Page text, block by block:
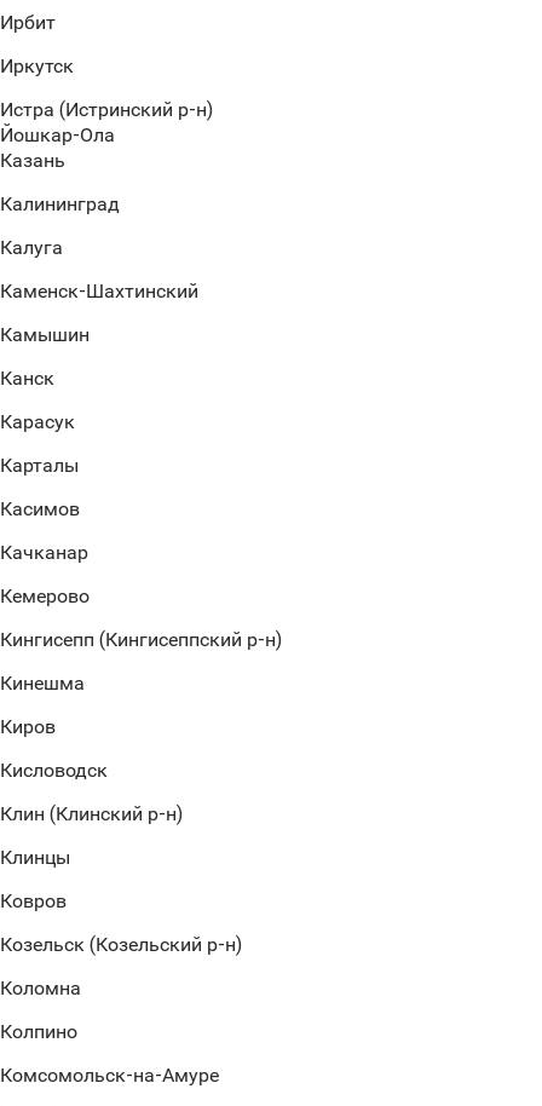
Ирбит
Иркутск
Истра (Истринский р-н)
Йошкар-Ола
Казань
Калининград
Калуга
Каменск-Шахтинский
Камышин
Канск
Карасук
Карталы
Касимов
Качканар
Кемерово
Кингисепп (Кингисеппский р-н)
Кинешма
Киров
Кисловодск
Клин (Клинский р-н)
Клинцы
Ковров
Козельск (Козельский р-н)
Коломна
Колпино
Комсомольск-на-Амуре